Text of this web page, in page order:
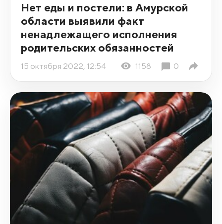
Нет еды и постели: в Амурской
области выявили факт
ненадлежащего исполнения
родительских обязанностей
15 октября 2022, 12:54 1158 0